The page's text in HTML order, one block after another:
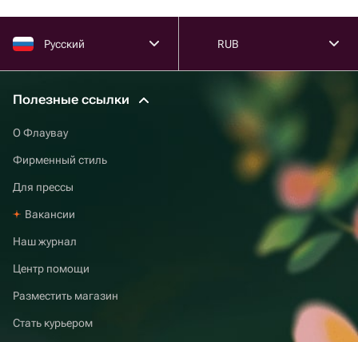
Русский RUB
Полезные ссылки
О Флаувау
Фирменный стиль
Для прессы
Вакансии
Наш журнал
Центр помощи
Разместить магазин
Стать курьером